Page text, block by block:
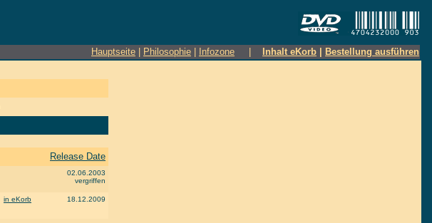
Hauptseite Philosophie Infozone Inhalt eKorb Bestellung ausführen
Release Date
02.06.2003
vergriffen
in eKorb 18.12.2009